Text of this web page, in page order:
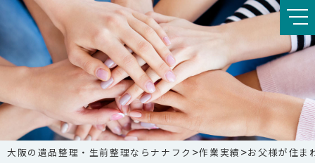
大阪の遺品整理・生前整理ならナナフク >作業実績 >お父様が住ま